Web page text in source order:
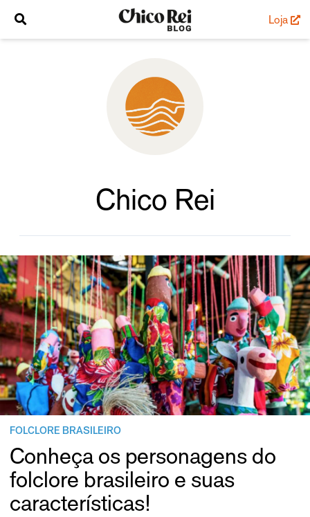
Loja
Chico Rei
FOLCLORE BRASILEIRO
Conheça os personagens do
folclore brasileiro e suas
características!